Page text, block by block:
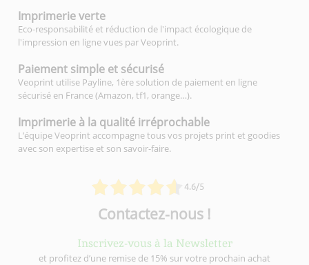
4.6/5
Imprimerieverte
Eco-responsabilité et réduction de l'impact écologique de
l'impression en ligne vues par Veoprint.
Paiement simple et sécurisé
Veoprint utilise Payline, 1ère solution de paiement en ligne
sécurisé en France (Amazon, tf1, orange…).
Imprimerie à la qualité irréprochable
L’équipe Veoprint accompagne tous vos projets print et goodies
avec son expertise et son savoir-faire.
Contactez-nous !
Inscrivez-vous à la Newsletter
et profitez d’une remise de 15% sur votre prochain achat